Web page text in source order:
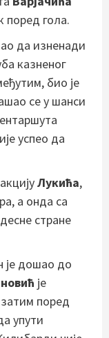
поред гола.
да изненади
казненог
био је
се у шанси
успео да
Лукића,
а онда са
стране
је дошао до
је
поред
упути